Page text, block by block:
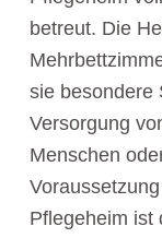
betreut. Die
sie besondere
Versorgung
Menschen
Pflegeheim ist